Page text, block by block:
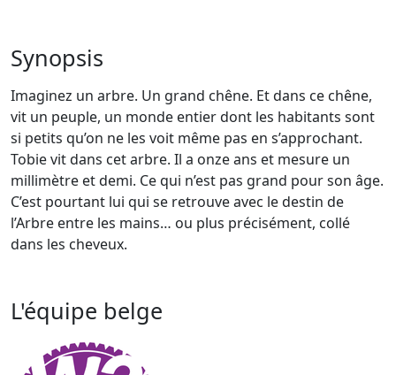
Synopsis
Imaginez un arbre. Un grand chêne. Et dans ce chêne,
vit un peuple, un monde entier dont les habitants sont
si petits qu’on ne les voit même pas en s’approchant.
Tobie vit dans cet arbre. Il a onze ans et mesure un
millimètre et demi. Ce qui n’est pas grand pour son âge.
C’est pourtant lui qui se retrouve avec le destin de
l’Arbre entre les mains… ou plus précisément, collé
dans les cheveux.
L'équipe belge